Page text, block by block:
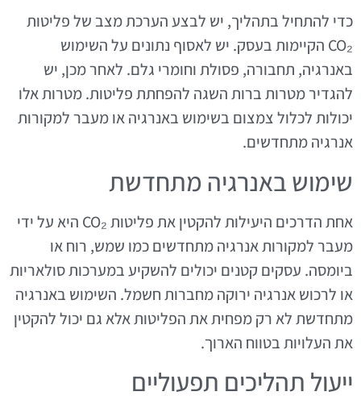
כדי להתחיל בתהליך, יש לבצע הערכת מצב של פליטות
CO₂ הקיימות בעסק. יש לאסוף נתונים על השימוש
באנרגיה, תחבורה, פסולת וחומרי גלם. לאחר מכן, יש
להגדיר מטרות ברות השגה להפחתת פליטות. מטרות אלו
יכולות לכלול צמצום בשימוש באנרגיה או מעבר למקורות
אנרגיה מתחדשים.
שימוש באנרגיה מתחדשת
אחת הדרכים היעילות להקטין את פליטות CO₂ היא על ידי
מעבר למקורות אנרגיה מתחדשים כמו שמש, רוח או
ביומסה. עסקים קטנים יכולים להשקיע במערכות סולאריות
או לרכוש אנרגיה ירוקה מחברות חשמל. השימוש באנרגיה
מתחדשת לא רק מפחית את הפליטות אלא גם יכול להקטין
את העלויות בטווח הארוך.
ייעול תהליכים תפעוליים